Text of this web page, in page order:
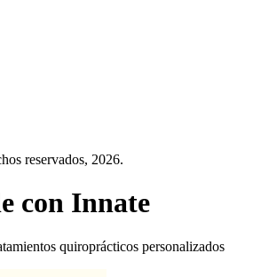
reservados, 2026.
con Innate
quiroprácticos personalizados